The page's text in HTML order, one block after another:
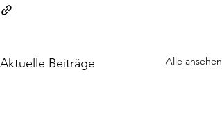
Aktuelle Beiträge Alle ansehen